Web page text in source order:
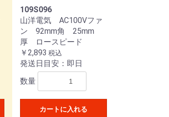
109S096
山洋電気 AC100Vファ
ン 92mm角 25mm
厚 ロースピード
￥2,893 税込
発送日目安：即日
数量
カートに入れる